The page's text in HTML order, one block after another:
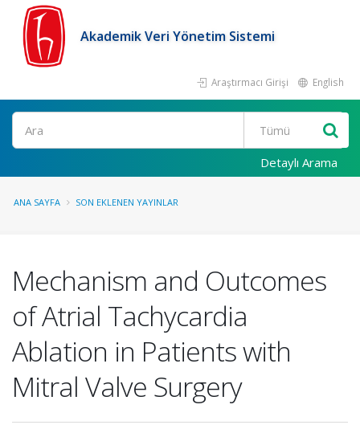
Akademik Veri Yönetim Sistemi
Araştırmacı Girişi English
Ara
Detaylı Arama
ANA SAYFA SON EKLENEN YAYINLAR
Mechanism and Outcomes
of Atrial Tachycardia
Ablation in Patients with
Mitral Valve Surgery